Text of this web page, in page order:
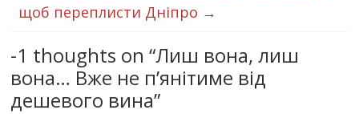
щоб переплисти Дніпро →
-1 thoughts on “Лиш вона, лиш
вона… Вже не п’янітиме від
дешевого вина”